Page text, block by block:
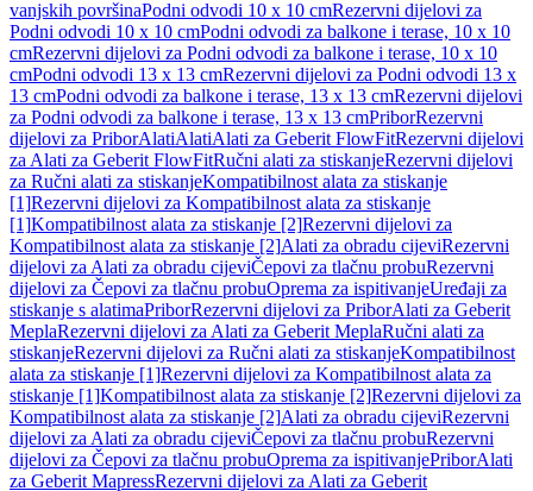
vanjskih površinaPodni odvodi 10 x 10 cmRezervni dijelovi za
Podni odvodi 10 x 10 cmPodni odvodi za balkone i terase, 10 x 10
cmRezervni dijelovi za Podni odvodi za balkone i terase, 10 x 10
cmPodni odvodi 13 x 13 cmRezervni dijelovi za Podni odvodi 13 x
13 cmPodni odvodi za balkone i terase, 13 x 13 cmRezervni dijelovi
za Podni odvodi za balkone i terase, 13 x 13 cmPriborRezervni
dijelovi za PriborAlatiAlatiAlati za Geberit FlowFitRezervni dijelovi
za Alati za Geberit FlowFitRučni alati za stiskanjeRezervni dijelovi
za Ručni alati za stiskanjeKompatibilnost alata za stiskanje
[1]Rezervni dijelovi za Kompatibilnost alata za stiskanje
[1]Kompatibilnost alata za stiskanje [2]Rezervni dijelovi za
Kompatibilnost alata za stiskanje [2]Alati za obradu cijeviRezervni
dijelovi za Alati za obradu cijeviČepovi za tlačnu probuRezervni
dijelovi za Čepovi za tlačnu probuOprema za ispitivanjeUređaji za
stiskanje s alatimaPriborRezervni dijelovi za PriborAlati za Geberit
MeplaRezervni dijelovi za Alati za Geberit MeplaRučni alati za
stiskanjeRezervni dijelovi za Ručni alati za stiskanjeKompatibilnost
alata za stiskanje [1]Rezervni dijelovi za Kompatibilnost alata za
stiskanje [1]Kompatibilnost alata za stiskanje [2]Rezervni dijelovi za
Kompatibilnost alata za stiskanje [2]Alati za obradu cijeviRezervni
dijelovi za Alati za obradu cijeviČepovi za tlačnu probuRezervni
dijelovi za Čepovi za tlačnu probuOprema za ispitivanjePriborAlati
za Geberit MapressRezervni dijelovi za Alati za Geberit